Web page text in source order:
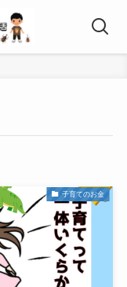
子育てのお金